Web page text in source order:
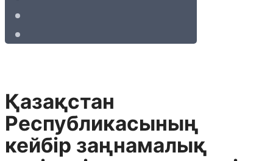
Қазақстан
Республикасының
кейбір заңнамалық